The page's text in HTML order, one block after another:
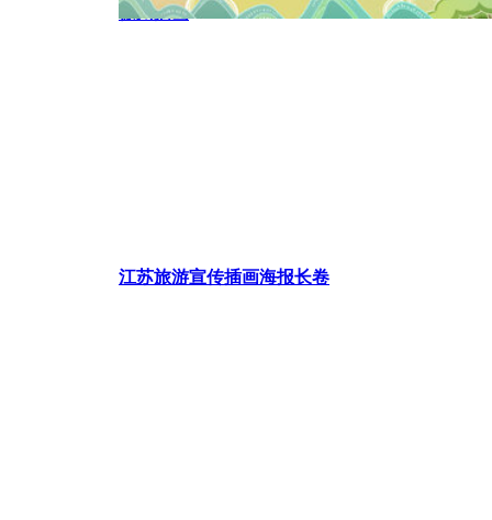
徐州插画
江苏旅游宣传插画海报长卷